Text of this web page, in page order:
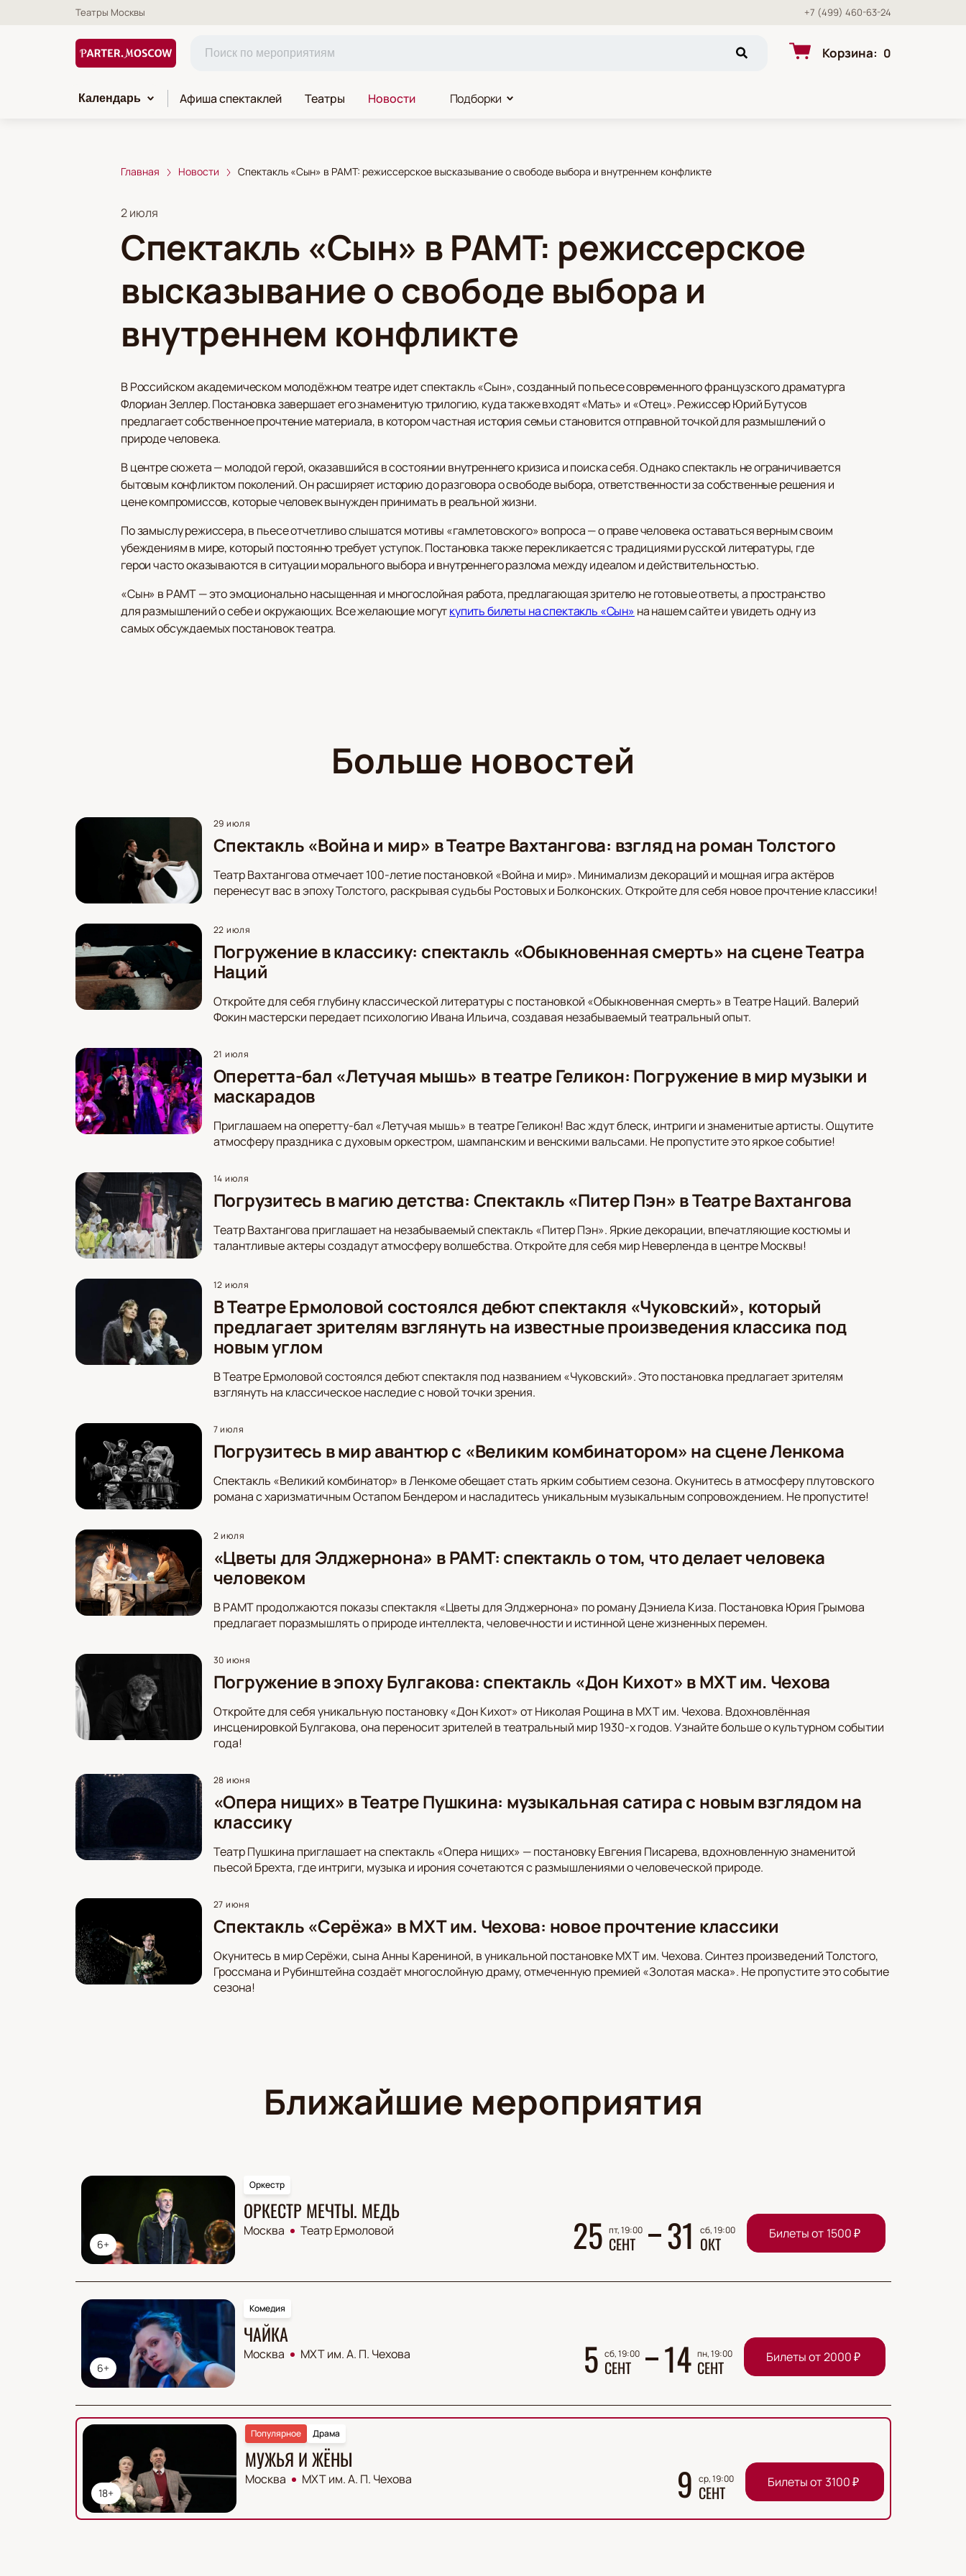
Театры Москвы +7 (499) 460-63-24
Корзина: 0
Календарь Афиша спектаклей Театры Новости Подборки
Главная Новости Спектакль «Сын» в РАМТ: режиссерское высказывание о свободе выбора и внутреннем конфликте
2 июля
Спектакль «Сын» в РАМТ: режиссерское
высказывание о свободе выбора и
внутреннем конфликте
В Российском академическом молодёжном театре идет спектакль «Сын», созданный по пьесе современного французского драматурга
Флориан Зеллер. Постановка завершает его знаменитую трилогию, куда также входят «Мать» и «Отец». Режиссер Юрий Бутусов
предлагает собственное прочтение материала, в котором частная история семьи становится отправной точкой для размышлений о
природе человека.
В центре сюжета — молодой герой, оказавшийся в состоянии внутреннего кризиса и поиска себя. Однако спектакль не ограничивается
бытовым конфликтом поколений. Он расширяет историю до разговора о свободе выбора, ответственности за собственные решения и
цене компромиссов, которые человек вынужден принимать в реальной жизни.
По замыслу режиссера, в пьесе отчетливо слышатся мотивы «гамлетовского» вопроса — о праве человека оставаться верным своим
убеждениям в мире, который постоянно требует уступок. Постановка также перекликается с традициями русской литературы, где
герои часто оказываются в ситуации морального выбора и внутреннего разлома между идеалом и действительностью.
«Сын» в РАМТ — это эмоционально насыщенная и многослойная работа, предлагающая зрителю не готовые ответы, а пространство
для размышлений о себе и окружающих. Все желающие могуткупить билеты на спектакль «Сын» на нашем сайте и увидеть одну из
самых обсуждаемых постановок театра.
Больше новостей
29 июля
Спектакль «Война и мир» в Театре Вахтангова: взгляд на роман Толстого
Театр Вахтангова отмечает 100-летие постановкой «Война и мир». Минимализм декораций и мощная игра актёров
перенесут вас в эпоху Толстого, раскрывая судьбы Ростовых и Болконских. Откройте для себя новое прочтение классики!
22 июля
Погружение в классику: спектакль «Обыкновенная смерть» на сцене Театра
Наций
Откройте для себя глубину классической литературы с постановкой «Обыкновенная смерть» в Театре Наций. Валерий
Фокин мастерски передает психологию Ивана Ильича, создавая незабываемый театральный опыт.
21 июля
Оперетта-бал «Летучая мышь» в театре Геликон: Погружение в мир музыки и
маскарадов
Приглашаем на оперетту-бал «Летучая мышь» в театре Геликон! Вас ждут блеск, интриги и знаменитые артисты. Ощутите
атмосферу праздника с духовым оркестром, шампанским и венскими вальсами. Не пропустите это яркое событие!
14 июля
Погрузитесь в магию детства: Спектакль «Питер Пэн» в Театре Вахтангова
Театр Вахтангова приглашает на незабываемый спектакль «Питер Пэн». Яркие декорации, впечатляющие костюмы и
талантливые актеры создадут атмосферу волшебства. Откройте для себя мир Неверленда в центре Москвы!
12 июля
В Театре Ермоловой состоялся дебют спектакля «Чуковский», который
предлагает зрителям взглянуть на известные произведения классика под
новым углом
В Театре Ермоловой состоялся дебют спектакля под названием «Чуковский». Это постановка предлагает зрителям
взглянуть на классическое наследие с новой точки зрения.
7 июля
Погрузитесь в мир авантюр с «Великим комбинатором» на сцене Ленкома
Спектакль «Великий комбинатор» в Ленкоме обещает стать ярким событием сезона. Окунитесь в атмосферу плутовского
романа с харизматичным Остапом Бендером и насладитесь уникальным музыкальным сопровождением. Не пропустите!
2 июля
«Цветы для Элджернона» в РАМТ: спектакль о том, что делает человека
человеком
В РАМТ продолжаются показы спектакля «Цветы для Элджернона» по роману Дэниела Киза. Постановка Юрия Грымова
предлагает поразмышлять о природе интеллекта, человечности и истинной цене жизненных перемен.
30 июня
Погружение в эпоху Булгакова: спектакль «Дон Кихот» в МХТ им. Чехова
Откройте для себя уникальную постановку «Дон Кихот» от Николая Рощина в МХТ им. Чехова. Вдохновлённая
инсценировкой Булгакова, она переносит зрителей в театральный мир 1930-х годов. Узнайте больше о культурном событии
года!
28 июня
«Опера нищих» в Театре Пушкина: музыкальная сатира с новым взглядом на
классику
Театр Пушкина приглашает на спектакль «Опера нищих» — постановку Евгения Писарева, вдохновленную знаменитой
пьесой Брехта, где интриги, музыка и ирония сочетаются с размышлениями о человеческой природе.
27 июня
Спектакль «Серёжа» в МХТ им. Чехова: новое прочтение классики
Окунитесь в мир Серёжи, сына Анны Карениной, в уникальной постановке МХТ им. Чехова. Синтез произведений Толстого,
Гроссмана и Рубинштейна создаёт многослойную драму, отмеченную премией «Золотая маска». Не пропустите это событие
сезона!
Ближайшие мероприятия
6+
Оркестр
ОРКЕСТР МЕЧТЫ. МЕДЬ
Москва Театр Ермоловой 25 пт, 19:00
СЕНТ 31 сб, 19:00
ОКТ Билеты от 1500₽
6+
Комедия
ЧАЙКА
Москва МХТ им. А. П. Чехова 5 сб, 19:00
СЕНТ 14 пн, 19:00
СЕНТ Билеты от 2000₽
18+
Драма
Популярное
МУЖЬЯ И ЖЁНЫ
Москва МХТ им. А. П. Чехова 9 ср, 19:00
СЕНТ Билеты от 3100₽